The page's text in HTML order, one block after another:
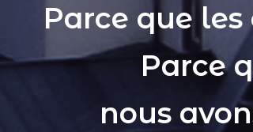
Parce que
Parce
nous